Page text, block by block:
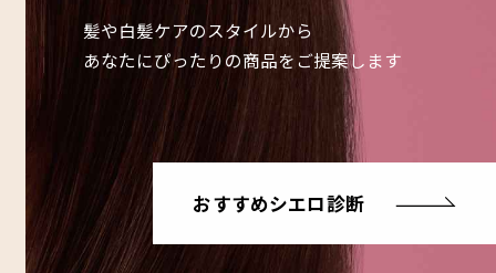
髪や白髪ケアのスタイルから
あなたにぴったりの商品をご提案します
おすすめシエロ診断